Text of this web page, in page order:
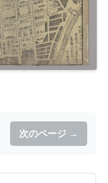
次のページ →